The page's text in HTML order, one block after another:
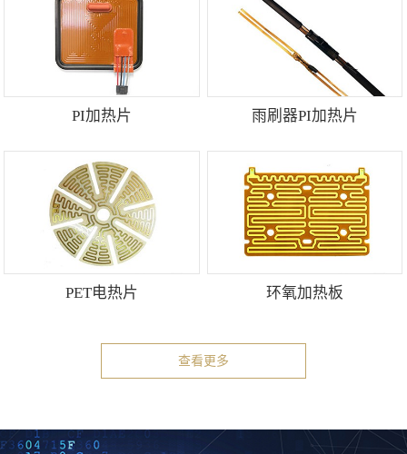
PI加热片 雨刷器PI加热片
PET电热片 环氧加热板
查看更多